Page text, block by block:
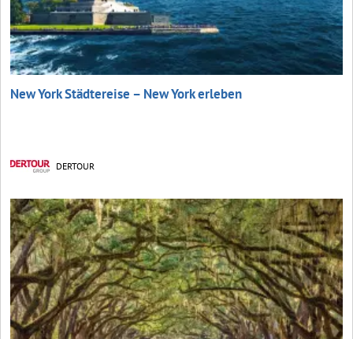
New York Städtereise – New York erleben
DERTOUR